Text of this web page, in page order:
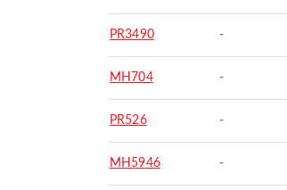
PR3490 -
MH704 -
PR526 -
MH5946 -